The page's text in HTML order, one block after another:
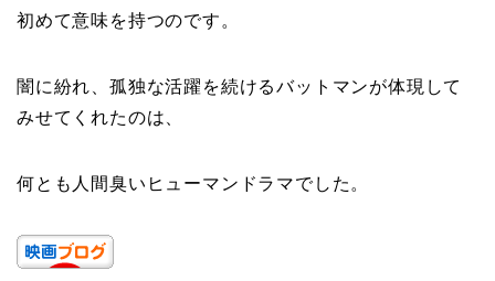
初めて意味を持つのです。
闇に紛れ、孤独な活躍を続けるバットマンが体現して
みせてくれたのは、
何とも人間臭いヒューマンドラマでした。